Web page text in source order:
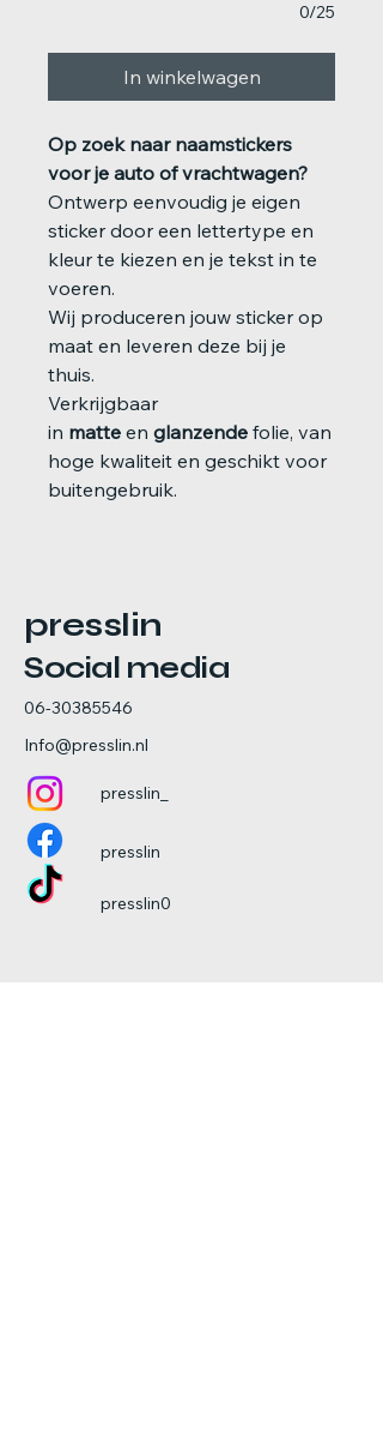
0/25
In winkelwagen
Op zoek naar naamstickers
voor je auto of vrachtwagen?
Ontwerp eenvoudig je eigen
sticker door een lettertype en
kleur te kiezen en je tekst in te
voeren.
Wij produceren jouw sticker op
maat en leveren deze bij je
thuis.
Verkrijgbaar
in matte en glanzende folie, van
hoge kwaliteit en geschikt voor
buitengebruik.
presslin
Social media
06-30385546
Info@presslin.nl
presslin_
presslin
presslin0